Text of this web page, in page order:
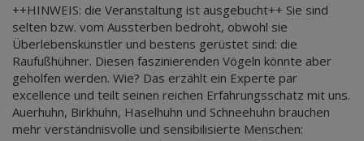
++HINWEIS: die Veranstaltung ist ausgebucht++ Sie sind
selten bzw. vom Aussterben bedroht, obwohl sie
Überlebenskünstler und bestens gerüstet sind: die
Raufußhühner. Diesen faszinierenden Vögeln könnte aber
geholfen werden. Wie? Das erzählt ein Experte par
excellence und teilt seinen reichen Erfahrungsschatz mit uns.
Auerhuhn, Birkhuhn, Haselhuhn und Schneehuhn brauchen
mehr verständnisvolle und sensibilisierte Menschen: